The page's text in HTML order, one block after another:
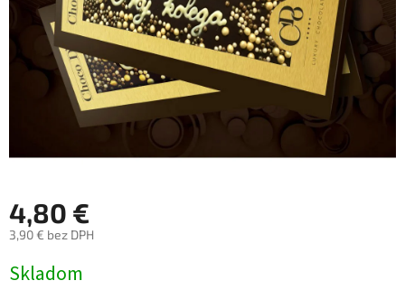
4,80 €
3,90 € bez DPH
cena:
Skladom